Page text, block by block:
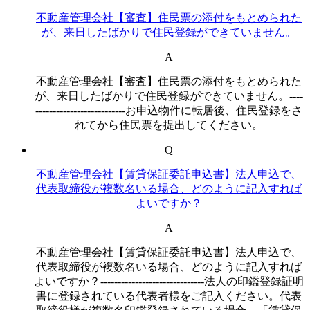
不動産管理会社【審査】住民票の添付をもとめられた
が、来日したばかりで住民登録ができていません。
A
不動産管理会社【審査】住民票の添付をもとめられた
が、来日したばかりで住民登録ができていません。----
--------------------------お申込物件に転居後、住民登録をさ
れてから住民票を提出してください。
Q
不動産管理会社【賃貸保証委託申込書】法人申込で、
代表取締役が複数名いる場合、どのように記入すれば
よいですか？
A
不動産管理会社【賃貸保証委託申込書】法人申込で、
代表取締役が複数名いる場合、どのように記入すれば
よいですか？------------------------------法人の印鑑登録証明
書に登録されている代表者様をご記入ください。代表